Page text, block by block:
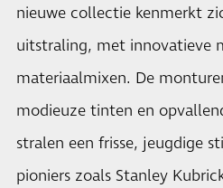
nieuwe collectie kenmerkt
uitstraling, met innovatieve
materiaalmixen. De
modieuze tinten en
stralen een frisse, jeugdige
pioniers zoals Stanley